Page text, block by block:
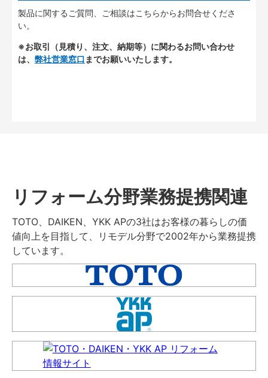
製品に関するご質問、ご相談はこちらからお問合せくださ
い。
※お取引（見積り、注文、納期等）に関わるお問い合わせ
は、 弊社営業窓口 までお願いいたします。
リフォーム分野業務提携関連
TOTO、DAIKEN、YKK APの3社はお客様の暮らしの価
値向上を目指して、リモデル分野で2002年から業務提携
しています。